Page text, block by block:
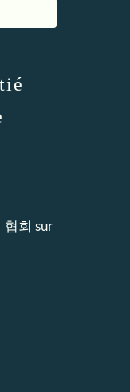
협회 sur